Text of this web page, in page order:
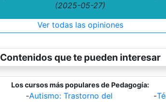
(2025-05-27)
Ver todas las opiniones
Contenidos que te pueden interesar
Los cursos más populares de Pedagogía:
-Autismo: Trastorno del
-